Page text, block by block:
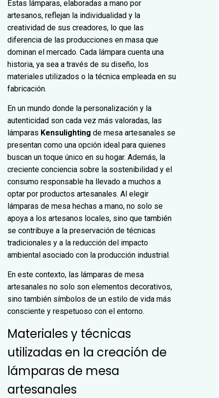
Estas lámparas, elaboradas a mano por
artesanos, reflejan la individualidad y la
creatividad de sus creadores, lo que las
diferencia de las producciones en masa que
dominan el mercado. Cada lámpara cuenta una
historia, ya sea a través de su diseño, los
materiales utilizados o la técnica empleada en su
fabricación.
En un mundo donde la personalización y la
autenticidad son cada vez más valoradas, las
lámparas Kensulighting de mesa artesanales se
presentan como una opción ideal para quienes
buscan un toque único en su hogar. Además, la
creciente conciencia sobre la sostenibilidad y el
consumo responsable ha llevado a muchos a
optar por productos artesanales. Al elegir
lámparas de mesa hechas a mano, no solo se
apoya a los artesanos locales, sino que también
se contribuye a la preservación de técnicas
tradicionales y a la reducción del impacto
ambiental asociado con la producción industrial.
En este contexto, las lámparas de mesa
artesanales no solo son elementos decorativos,
sino también símbolos de un estilo de vida más
consciente y respetuoso con el entorno.
Materiales y técnicas
utilizadas en la creación de
lámparas de mesa
artesanales